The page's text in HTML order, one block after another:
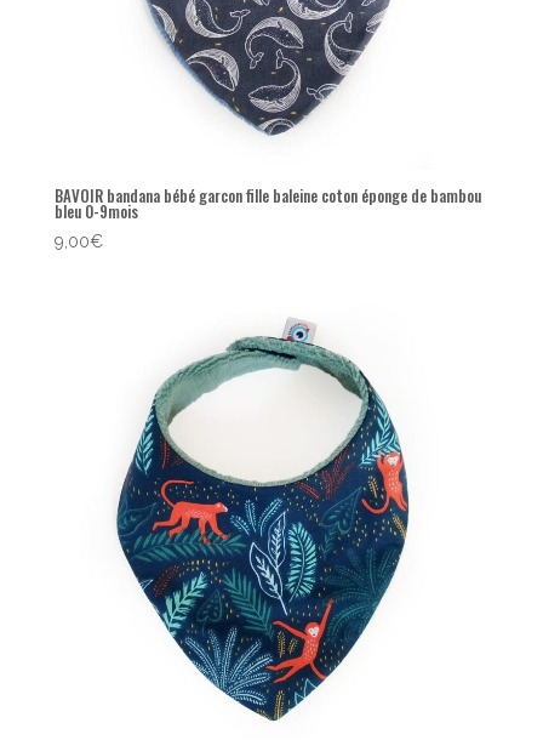
BAVOIR bandana bébé garcon fille baleine coton éponge de bambou
bleu 0-9mois
9,00€